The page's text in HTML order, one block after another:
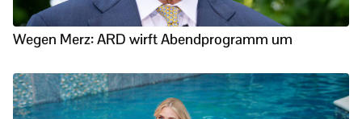
Wegen Merz: ARD wirft Abendprogramm um